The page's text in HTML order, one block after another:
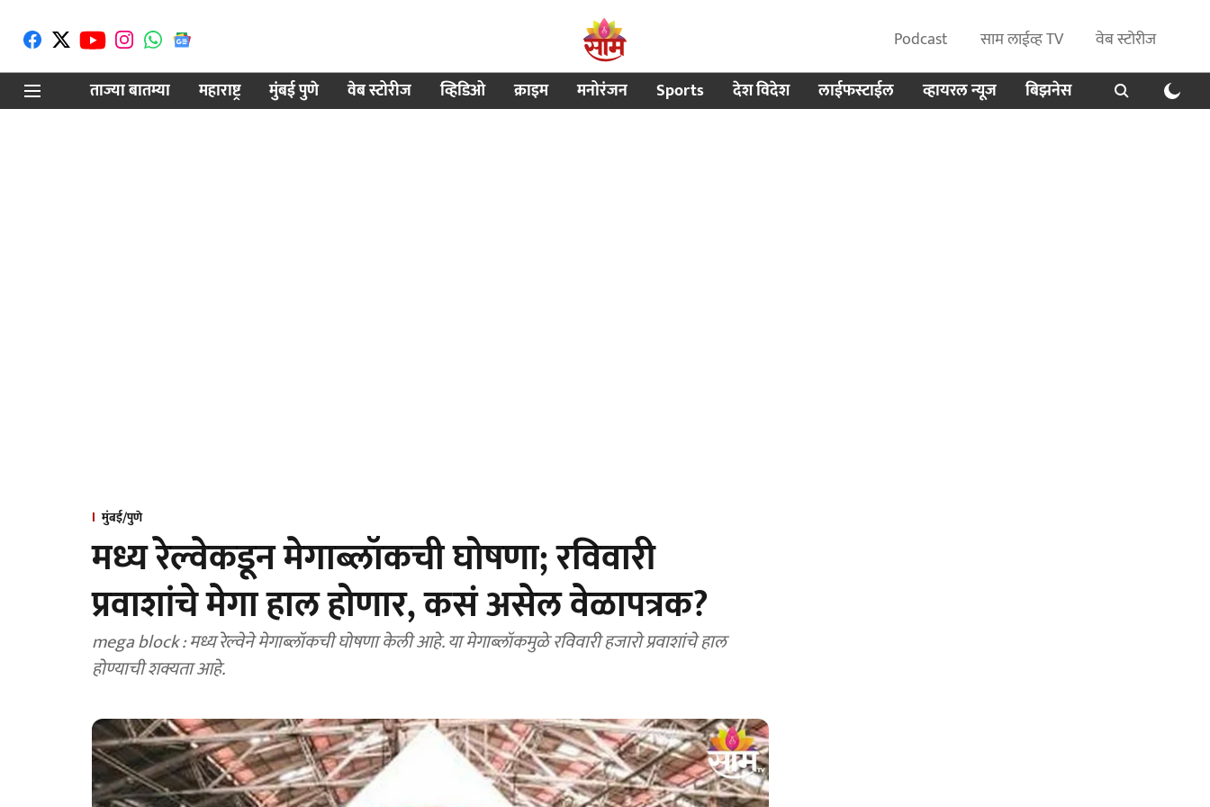
Podcast साम लाईव्ह TV
वेब स्टोरीज
ताज्या बातम्या
महाराष्ट्र मुंबई पुणे वेब स्टोरीज व्हिडिओ क्राइम मनोरंजन Sports देश विदेश लाईफस्टाईल व्हायरल न्यूज बिझनेस
मुंबई/पुणे
मध्य रेल्वेकडून मेगाब्लॉकची घोषणा; रविवारी
प्रवाशांचे मेगा हाल होणार, कसं असेल वेळापत्रक?
mega block : मध्य रेल्वेने मेगाब्लॉकची घोषणा केली आहे. या मेगाब्लॉकमुळे रविवारी हजारो प्रवाशांचे हाल
होण्याची शक्यता आहे.